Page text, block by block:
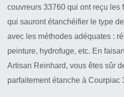
couvreurs 33760 qui ont reçu les
qui sauront étanchéifier le type
avec les méthodes adéquates :
peinture, hydrofuge, etc. En
Artisan Reinhard, vous êtes sûr
parfaitement étanche à Courpiac